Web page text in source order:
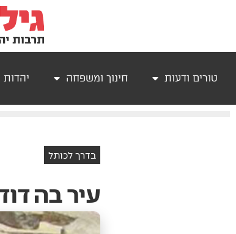
טורים ודעות חינוך ומשפחה יהדות
בדרך לכותל
עיר בה